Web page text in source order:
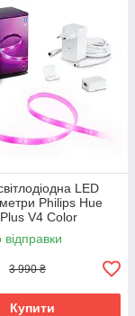
LED
метри Philips Hue
V4 Color
HomeKit
3 990 ₴
Купити